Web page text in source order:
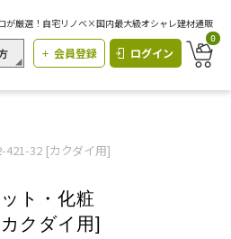
が厳選！自宅リノベ×国内最大級オシャレ建材通販
会員登録 ログイン
0
421-32 [カクダイ用]
ト・化粧
クダイ用]